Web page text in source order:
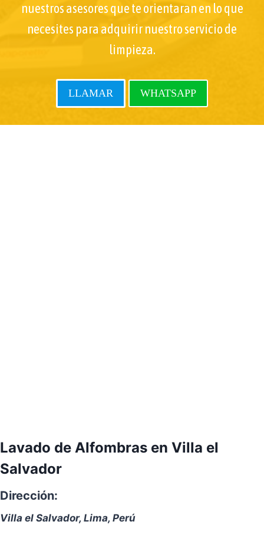
nuestros asesores que te orientaran en lo que
necesites para adquirir nuestro servicio de
limpieza.
LLAMAR WHATSAPP
Lavado de Alfombras en Villa el
Salvador
Dirección:
Villa el Salvador, Lima, Perú